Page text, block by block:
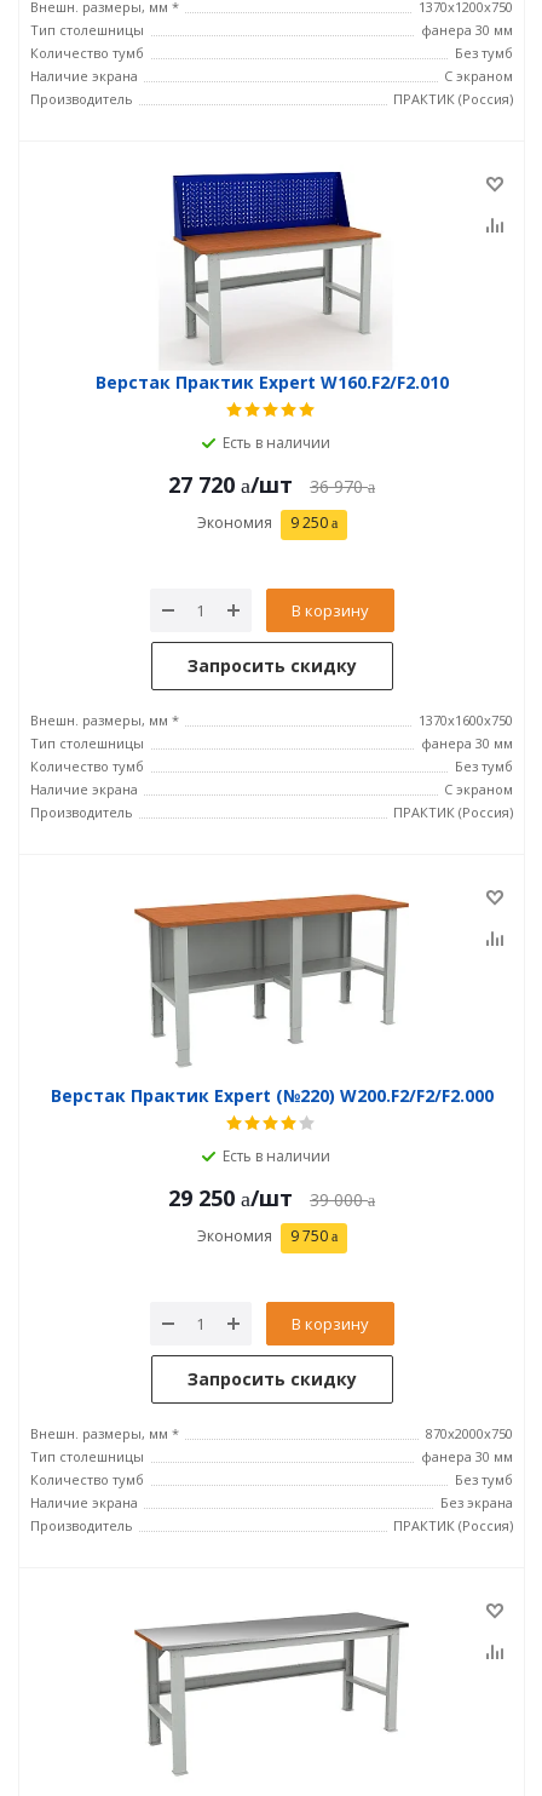
Внешн. размеры, мм *
1370x1200x750
Тип столешницы
фанера 30 мм
Количество тумб
Без тумб
Наличие экрана
С экраном
Производитель
ПРАКТИК (Россия)
Верстак Практик Expert W160.F2/F2.010
Есть в наличии
27 720 /шт 36 970
Экономия 9 250
В корзину
Запросить скидку
Внешн. размеры, мм *
1370x1600x750
Тип столешницы
фанера 30 мм
Количество тумб
Без тумб
Наличие экрана
С экраном
Производитель
ПРАКТИК (Россия)
Верстак Практик Expert (№220) W200.F2/F2/F2.000
Есть в наличии
29 250 /шт 39 000
Экономия 9 750
В корзину
Запросить скидку
Внешн. размеры, мм *
870x2000x750
Тип столешницы
фанера 30 мм
Количество тумб
Без тумб
Наличие экрана
Без экрана
Производитель
ПРАКТИК (Россия)